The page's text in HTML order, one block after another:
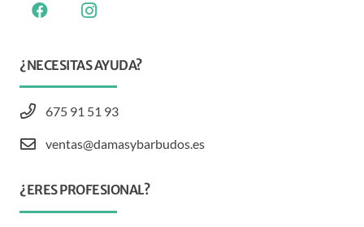
¿NECESITAS AYUDA?
675 91 51 93
ventas@damasybarbudos.es
¿ERES PROFESIONAL?